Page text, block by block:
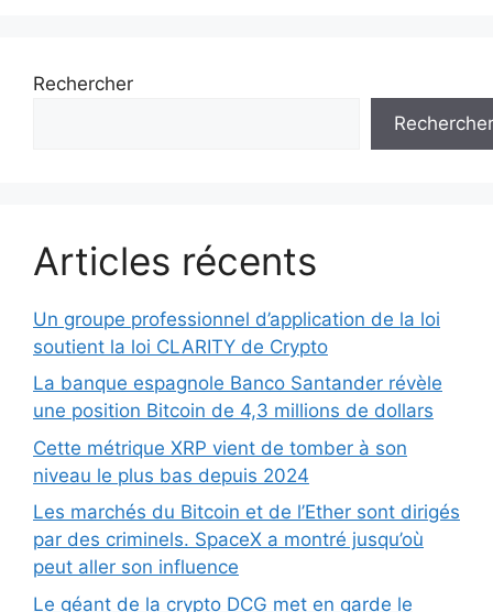
Rechercher
Rechercher
Articles récents
Un groupe professionnel d’application de la loi
soutient la loi CLARITY de Crypto
La banque espagnole Banco Santander révèle
une position Bitcoin de 4,3 millions de dollars
Cette métrique XRP vient de tomber à son
niveau le plus bas depuis 2024
Les marchés du Bitcoin et de l’Ether sont dirigés
par des criminels. SpaceX a montré jusqu’où
peut aller son influence
Le géant de la crypto DCG met en garde le